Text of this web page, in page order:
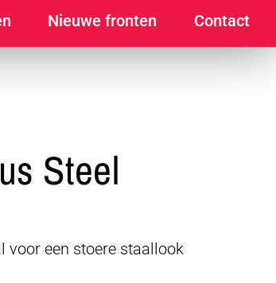
Nieuwe fronten Contact
Steel
voor een stoere staallook